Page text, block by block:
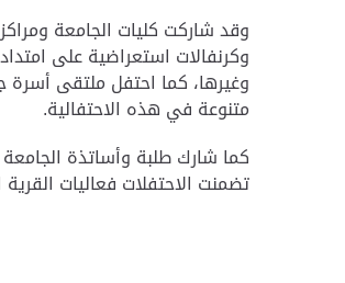
وقد شاركت كليات الجامعة
وكرنفالات استعراضية على
وغيرها، كما احتفل ملتقى أسرة
متنوعة في هذه الاحتفالية.
كما شارك طلبة وأساتذة
تضمنت الاحتفلات فعاليات